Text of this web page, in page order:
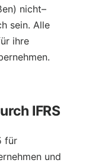
nicht–
sein. Alle
ihre
IFRS
für
und